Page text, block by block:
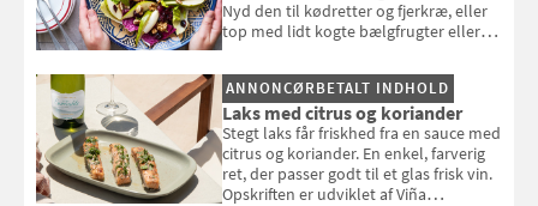
Nyd den til kødretter og fjerkræ, eller
top med lidt kogte bælgfrugter eller
selvstændigt måltid. Opskriften er fra
Louisa Lorangs kogebog "Salat".
ANNONCØRBETALT INDHOLD
Laks med citrus og koriander
Stegt laks får friskhed fra en sauce med
citrus og koriander. En enkel, farverig
ret, der passer godt til et glas frisk vin.
Opskriften er udviklet af Viña